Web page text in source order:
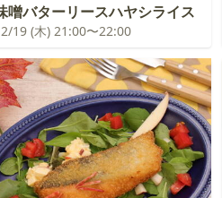
噌バターリースハヤシライス
19 (木) 21:00〜22:00